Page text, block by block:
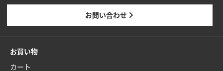
ワンポイント箔押し紙袋 M横サイズ(A4対応)100
2025年12月22日 03:31
お問い合わせ
お買い物
カート